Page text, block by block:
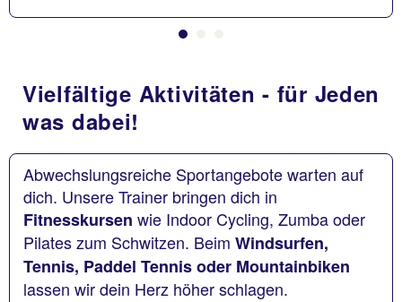
Vielfältige Aktivitäten - für Jeden
was dabei!
Abwechslungsreiche Sportangebote warten auf
dich. Unsere Trainer bringen dich in
Fitnesskursen wie Indoor Cycling, Zumba oder
Pilates zum Schwitzen. Beim Windsurfen,
Tennis, Paddel Tennis oder Mountainbiken
lassen wir dein Herz höher schlagen.